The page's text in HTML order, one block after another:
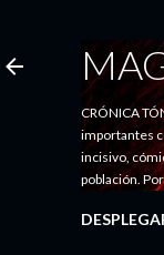
CRÓNICA
importantes
incisivo,
población.